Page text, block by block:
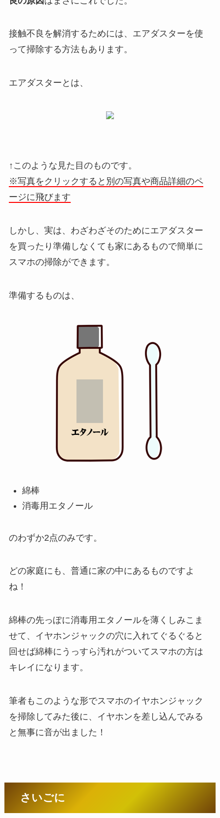
接触不良を解消するためには、エアダスターを使
って掃除する方法もあります。
エアダスターとは、
↑このような見た目のものです。
※写真をクリックすると別の写真や商品詳細のペ
ージに飛びます
しかし、実は、わざわざそのためにエアダスター
を買ったり準備しなくても 家にあるもので簡単に
スマホの掃除ができます。
準備するものは、
綿棒
消毒用エタノール
のわずか2点のみです。
どの家庭にも、普通に家の中にあるものですよ
ね！
綿棒の先っぽに消毒用エタノールを薄く しみこま
せて、イヤホンジャックの穴に入れてぐるぐると
回せば綿棒にうっすら汚れがついてスマホの方は
キレイになります。
筆者もこのような形でスマホのイヤホンジャック
を掃除してみた後に、イヤホンを差し込んでみる
と無事に音が出ました！
さいごに